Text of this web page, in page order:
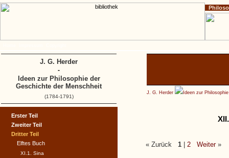
J. G. Herder Ideen zur
« Zurück 1 2 Weiter»
Erster Teil
Zweiter Teil
Dritter Teil
Elftes Buch
XI.1. Sina
J. G. Herder
-
Ideen zur Philosophie der
Geschichte der Menschheit
(1784-1791)